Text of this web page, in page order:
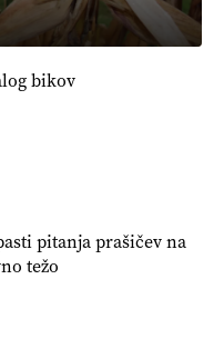
bikov
pitanja prašičev na
težo